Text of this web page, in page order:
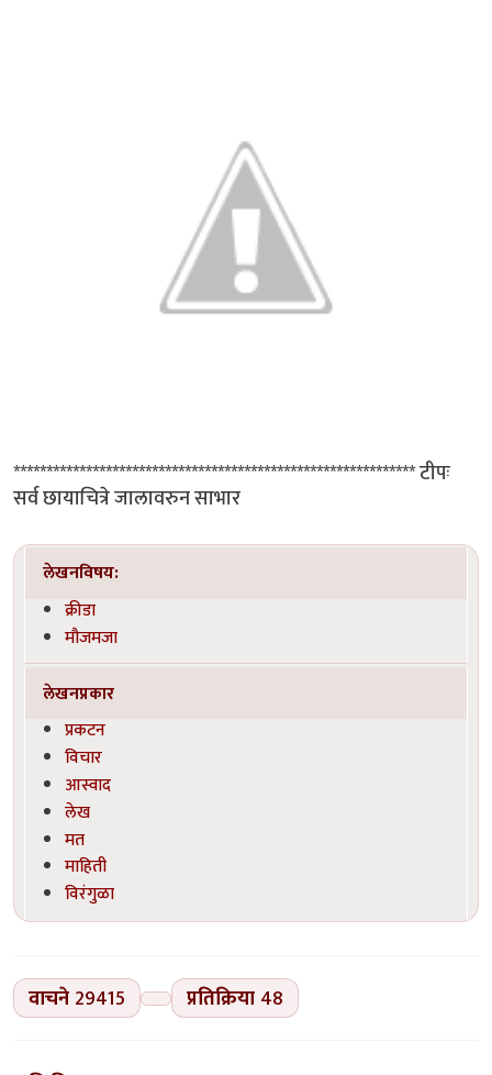
************************************************************* टीपः
सर्व छायाचित्रे जालावरुन साभार
लेखनविषय:
क्रीडा
मौजमजा
लेखनप्रकार
प्रकटन
विचार
आस्वाद
लेख
मत
माहिती
विरंगुळा
वाचने 29415 प्रतिक्रिया 48